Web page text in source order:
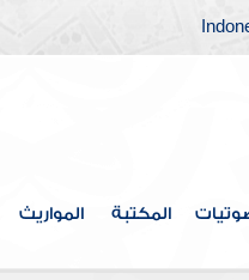
المكتبة المواريث